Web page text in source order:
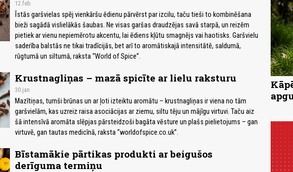
12.feb
Īstās garšvielas spēj vienkāršu ēdienu pārvērst par izcilu, taču tieši to kombinēšana
bieži sagādā vislielākās šaubas. Ne visas garšas draudzējas savā starpā, un reizēm
pietiek ar vienu nepiemērotu akcentu, lai ēdiens kļūtu smagnējs vai haotisks. Garšvielu
saderība balstās ne tikai tradīcijās, bet arī to aromātiskajā intensitātē, saldumā,
rūgtumā un siltumā, raksta “World of Spice”.
Krustnagliņas – mazā spicīte ar lielu raksturu
30.jan
Mazītiņas, tumši brūnas un ar ļoti izteiktu aromātu – krustnagliņas ir viena no tām
garšvielām, kas uzreiz raisa asociācijas ar ziemu, siltu tēju un mājīgu virtuvi. Taču aiz
šā intensīvā aromāta slēpjas pārsteidzoši bagāta vēsture un plašs pielietojums – gan
virtuvē, gan tautas medicīnā, raksta “worldofspice.co.uk”.
Bīstamākie pārtikas produkti ar beigušos
derīguma termiņu